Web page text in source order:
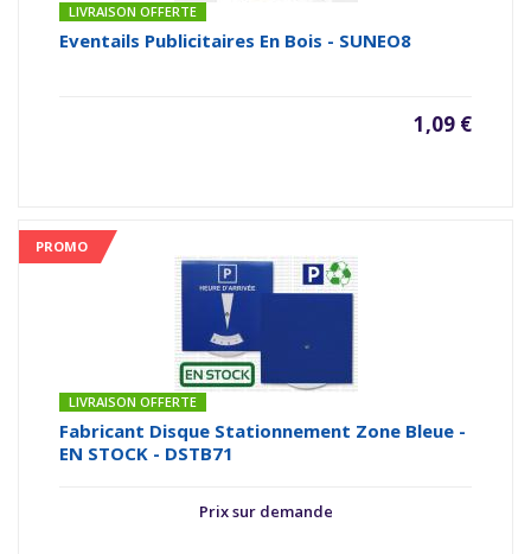
LIVRAISON OFFERTE
Eventails Publicitaires En Bois - SUNEO8
1,09 €
PROMO
LIVRAISON OFFERTE
Fabricant Disque Stationnement Zone Bleue -
EN STOCK - DSTB71
Prix sur demande